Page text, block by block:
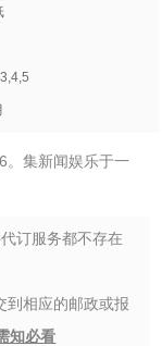
。集新闻娱乐于一
订服务都不存在
到相应的邮政或报
知必看